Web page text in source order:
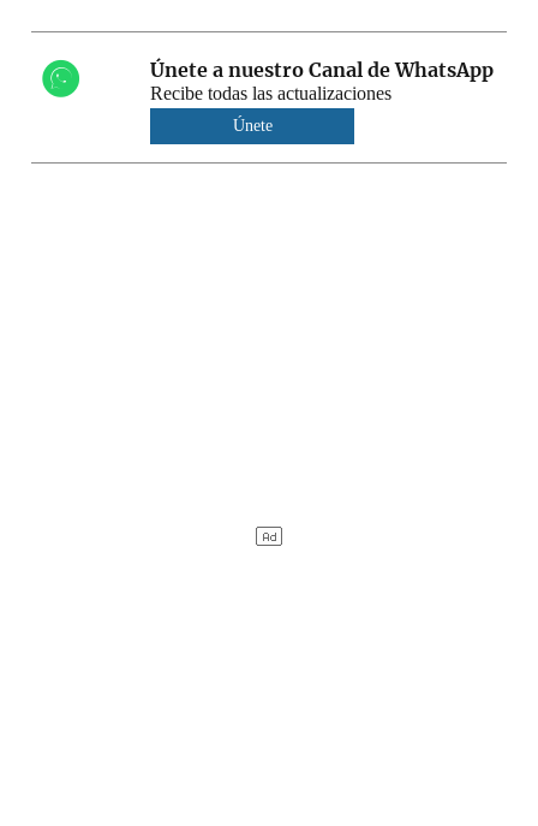
Únete a nuestro Canal de WhatsApp
Recibe todas las actualizaciones
Únete